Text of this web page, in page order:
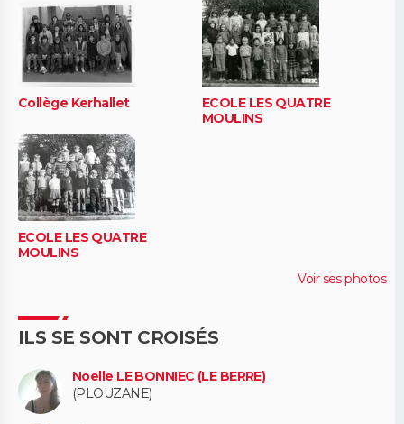
Collège Kerhallet
ECOLE LES QUATRE
MOULINS
ECOLE LES QUATRE
MOULINS
Voir ses photos
ILS SE SONT CROISÉS
Noelle LE BONNIEC (LE BERRE)
(PLOUZANE)